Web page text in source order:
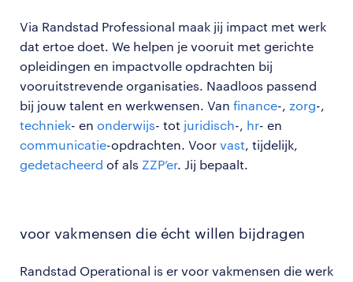
Via Randstad Professional maak jij impact met werk
dat ertoe doet. We helpen je vooruit met gerichte
opleidingen en impactvolle opdrachten bij
vooruitstrevende organisaties. Naadloos passend
bij jouw talent en werkwensen. Van finance-, zorg-,
techniek- en onderwijs- tot juridisch-, hr- en
communicatie-opdrachten. Voor vast, tijdelijk,
gedetacheerd of als ZZP’er. Jij bepaalt.
voor vakmensen die écht willen bijdragen
Randstad Operational is er voor vakmensen die werk